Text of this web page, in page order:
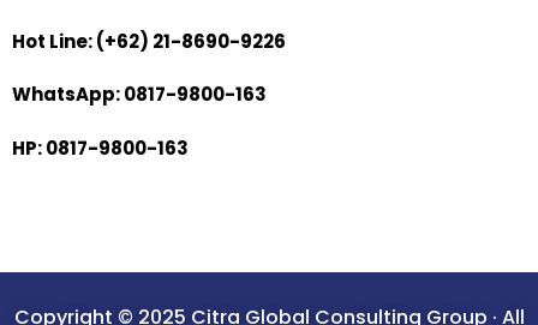
Hot Line: (+62) 21-8690-9226
WhatsApp: 0817-9800-163
HP: 0817-9800-163
Copyright © 2025 Citra Global Consulting Group · All